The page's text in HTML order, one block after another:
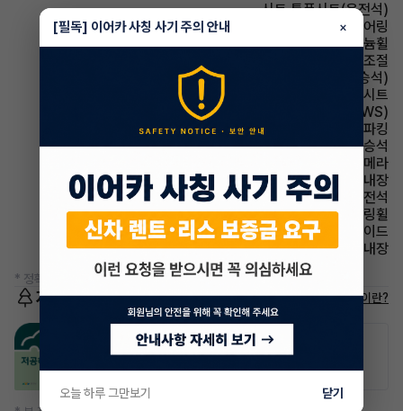
시트 통풍시트(운전석)
스티어링휠 텔레스코픽 스티어링
휠타이어 알루미늄휠
사이드미러 후진각도조절
시트 통풍시트(동승석)
시트 가죽시트
주행안전 차선이탈경보(LDWS)
파킹 전자식 파킹
에어백 동승석
주차보조 후방카메라
룸미러 하이패스 내장
에어백 운전석
스티어링휠 가죽스티어링휠
에어백 사이드
스티어링휠 열선내장
* 정확한 정보는 판매자와 반드시 확인하시기 바랍니다.
저공해차량 정보 저공해차량이란?
공항주차장
50% 할인
공영주차장
50% 할인
[필독] 이어카 사칭 사기 주의 안내 ×
오늘 하루 그만보기 닫기